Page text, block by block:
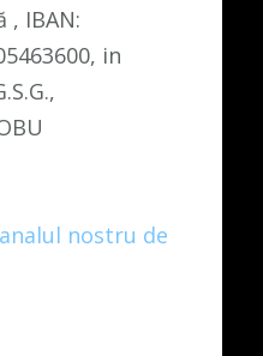
, IBAN:
in
nostru de